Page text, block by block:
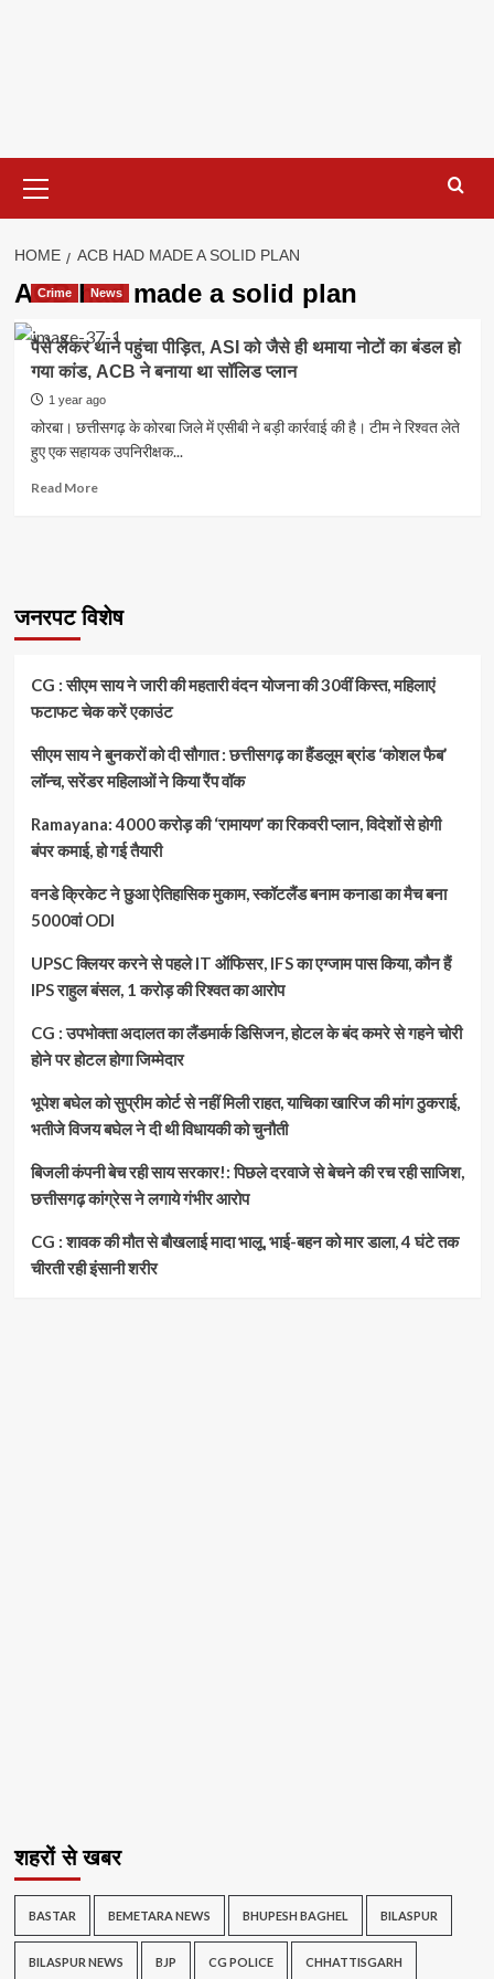
Menu
HOME ACB HAD MADE A SOLID PLAN
ACB had made a solid plan
Crime News
पैसे लेकर थाने पहुंचा पीड़ित, ASI को जैसे ही थमाया नोटों का बंडल हो
गया कांड, ACB ने बनाया था सॉलिड प्लान
1 year ago
कोरबा। छत्तीसगढ़ के कोरबा जिले में एसीबी ने बड़ी कार्रवाई की है। टीम ने रिश्वत लेते
हुए एक सहायक उपनिरीक्षक...
Read MoreRead
पहुंचा
पीड़ित,
जैसे
ही
नोटों
का
हो
गया
कांड,
ACB
ने
बनाया
सॉलिड
प्लान
जनरपट विशेष
CG : सीएम साय ने जारी की महतारी वंदन योजना की 30वीं किस्त, महिलाएं
फटाफट चेक करें एकाउंट
सीएम साय ने बुनकरों को दी सौगात : छत्तीसगढ़ का हैंडलूम ब्रांड ‘कोशल फैब’
लॉन्च, सरेंडर महिलाओं ने किया रैंप वॉक
Ramayana: 4000 करोड़ की ‘रामायण’ का रिकवरी प्लान, विदेशों से होगी
बंपर कमाई, हो गई तैयारी
वनडे क्रिकेट ने छुआ ऐतिहासिक मुकाम, स्कॉटलैंड बनाम कनाडा का मैच बना
5000वां ODI
UPSC क्लियर करने से पहले IT ऑफिसर, IFS का एग्जाम पास किया, कौन हैं
IPS राहुल बंसल, 1 करोड़ की रिश्वत का आरोप
CG : उपभोक्ता अदालत का लैंडमार्क डिसिजन, होटल के बंद कमरे से गहने चोरी
होने पर होटल होगा जिम्मेदार
भूपेश बघेल को सुप्रीम कोर्ट से नहीं मिली राहत, याचिका खारिज की मांग ठुकराई,
भतीजे विजय बघेल ने दी थी विधायकी को चुनौती
बिजली कंपनी बेच रही साय सरकार!: पिछले दरवाजे से बेचने की रच रही साजिश,
छत्तीसगढ़ कांग्रेस ने लगाये गंभीर आरोप
CG : शावक की मौत से बौखलाई मादा भालू, भाई-बहन को मार डाला, 4 घंटे तक
चीरती रही इंसानी शरीर
शहरों से खबर
BASTAR BEMETARA NEWS BHUPESH BAGHEL BILASPUR
BILASPUR NEWS BJP CG POLICE CHHATTISGARH